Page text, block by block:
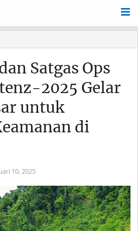
Satgas Ops
2025 Gelar
untuk
di
10, 2025